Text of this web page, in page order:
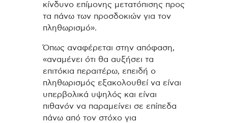
κίνδυνο επίμονης μετατόπισης προς
τα πάνω των προσδοκιών για τον
πληθωρισμό».
Όπως αναφέρεται στην απόφαση,
«αναμένει ότι θα αυξήσει τα
επιτόκια περαιτέρω, επειδή ο
πληθωρισμός εξακολουθεί να είναι
υπερβολικά υψηλός και είναι
πιθανόν να παραμείνει σε επίπεδα
πάνω από τον στόχο για